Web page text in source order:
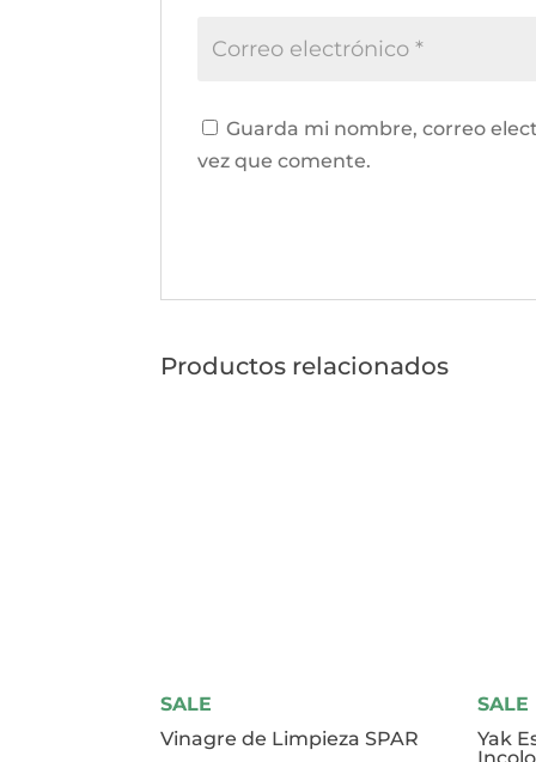
Guarda mi nombre, correo
vez que comente.
Productos relacionados
SALE
Vinagre de Limpieza SPAR
SALE
Yak